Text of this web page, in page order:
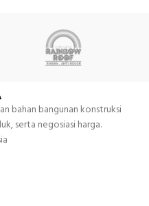
bahan bangunan konstruksi
serta negosiasi harga.